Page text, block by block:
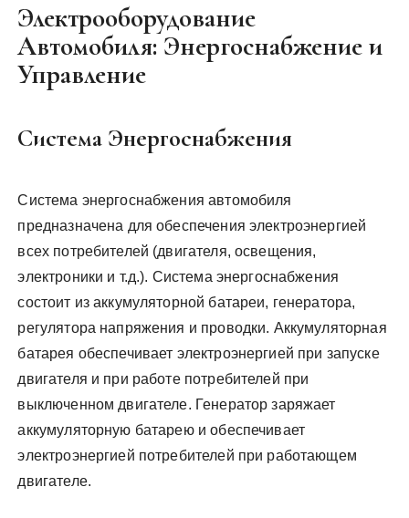
Электрооборудование
Автомобиля: Энергоснабжение и
Управление
Система Энергоснабжения
Система энергоснабжения автомобиля
предназначена для обеспечения электроэнергией
всех потребителей (двигателя, освещения,
электроники и т.д.). Система энергоснабжения
состоит из аккумуляторной батареи, генератора,
регулятора напряжения и проводки. Аккумуляторная
батарея обеспечивает электроэнергией при запуске
двигателя и при работе потребителей при
выключенном двигателе. Генератор заряжает
аккумуляторную батарею и обеспечивает
электроэнергией потребителей при работающем
двигателе.